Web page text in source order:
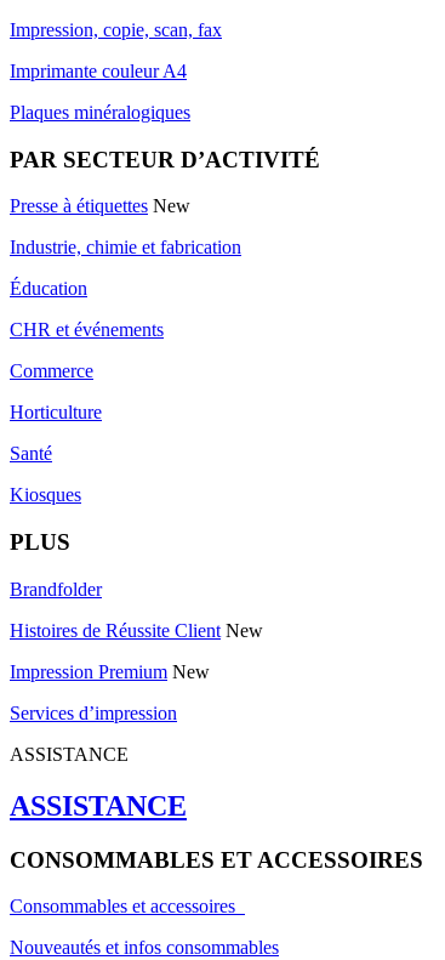
Impression, copie, scan, fax
Imprimante couleur A4
Plaques minéralogiques
PAR SECTEUR D’ACTIVITÉ
Presse à étiquettes New
Industrie, chimie et fabrication
Éducation
CHR et événements
Commerce
Horticulture
Santé
Kiosques
PLUS
Brandfolder
Histoires de Réussite Client New
Impression Premium New
Services d’impression
ASSISTANCE
ASSISTANCE
CONSOMMABLES ET ACCESSOIRES
Consommables et accessoires
Nouveautés et infos consommables